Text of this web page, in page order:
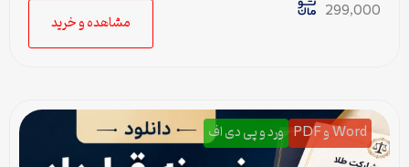
299,000
مشاهده و خرید
Word و PDF ورد و پی دی اف